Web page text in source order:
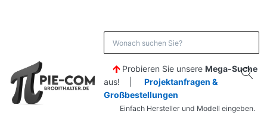
Probieren Sie unsere Mega-Suche
aus! | Projektanfragen &
Großbestellungen
Einfach Hersteller und Modell eingeben.